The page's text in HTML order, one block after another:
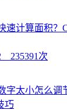
速计算面积？
235391次
字太小怎么调
巧